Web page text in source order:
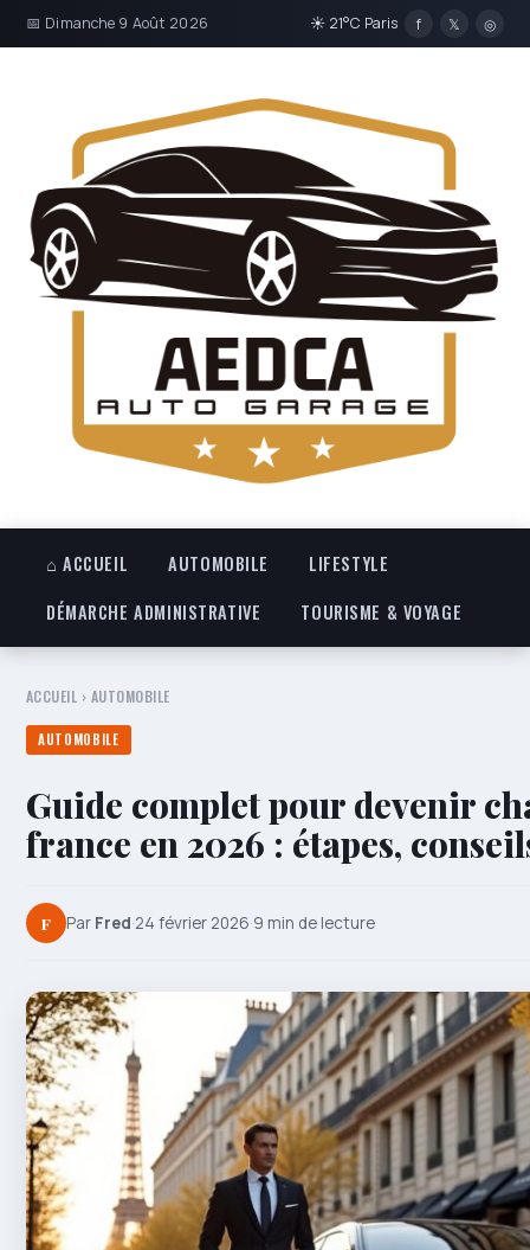
📅 Dimanche 9 Août 2026 ☀ 21°C Paris f 𝕏 ◎
⌂ ACCUEIL AUTOMOBILE
LIFESTYLE
DÉMARCHE ADMINISTRATIVE
TOURISME & VOYAGE
ACCUEIL › AUTOMOBILE
AUTOMOBILE
Guide complet pour devenir
france en 2026 : étapes,
F Par Fred·24 février 2026·9 min de lecture